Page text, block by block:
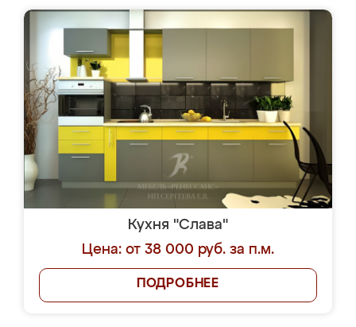
Кухня "Слава"
Цена: от 38 000 руб. за п.м.
ПОДРОБНЕЕ